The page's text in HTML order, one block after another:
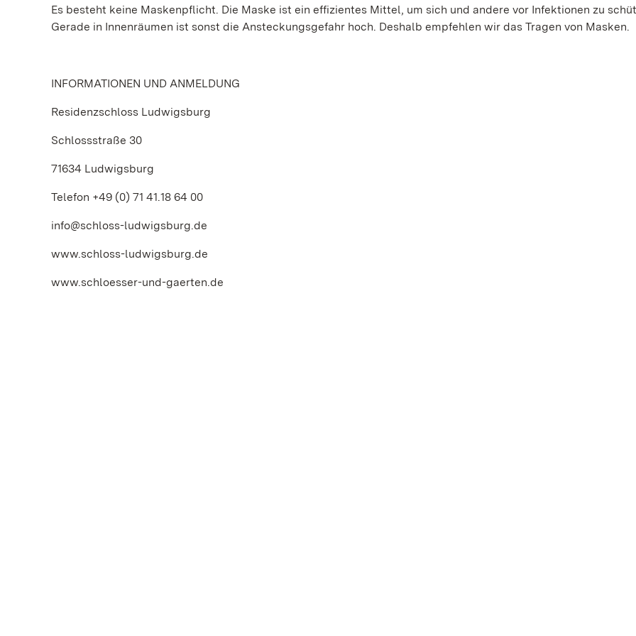
Es besteht keine Maskenpflicht. Die Maske ist ein effizientes Mittel, um sich und andere vor Infektionen zu
Gerade in Innenräumen ist sonst die Ansteckungsgefahr hoch. Deshalb empfehlen wir das Tragen von Masken.
INFORMATIONEN UND ANMELDUNG
Residenzschloss Ludwigsburg
Schlossstraße 30
71634 Ludwigsburg
Telefon +49 (0) 71 41.18 64 00
info@schloss-ludwigsburg.de
www.schloss-ludwigsburg.de
www.schloesser-und-gaerten.de